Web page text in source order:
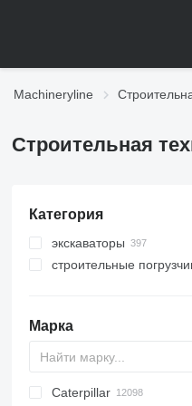
Machineryline
Строительная
Категория
экскаваторы
гусеничные
средние экскаваторы
экскаваторы с
строительные
Марка
Titan
AL
SP
AX
X-Series
AFW
HD
FlexiROC
1304
400 - series
BC
BG
BB
TW
553
GSH
Leonardo
AHK
K-series
CK
3.5
B-series
450
Caterpillar